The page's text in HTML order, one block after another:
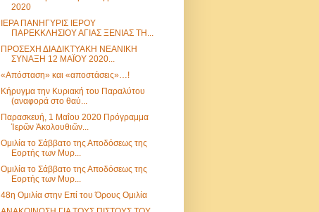
2020
ΙΕΡΑ ΠΑΝΗΓΥΡΙΣ ΙΕΡΟΥ
ΠΑΡΕΚΚΛΗΣΙΟΥ ΑΓΙΑΣ ΞΕΝΙΑΣ ΤΗ...
ΠΡΟΣΕΧΗ ΔΙΑΔΙΚΤΥΑΚΗ ΝΕΑΝΙΚΗ
ΣΥΝΑΞΗ 12 ΜΑΪΟΥ 2020...
«Απόσταση» και «αποστάσεις»…!
Κήρυγμα την Κυριακή του Παραλύτου
(αναφορά στο θαύ...
Παρασκευή, 1 Μαΐου 2020 Πρόγραμμα
Ἱερῶν Ἀκολουθιῶν...
Ομιλία το Σάββατο της Αποδόσεως της
Εορτής των Μυρ...
Ομιλία το Σάββατο της Αποδόσεως της
Εορτής των Μυρ...
48η Ομιλία στην Επί του Όρους Ομιλία